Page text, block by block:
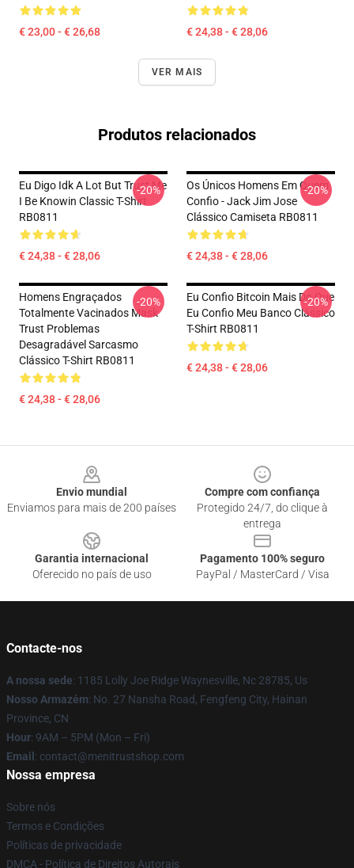
€ 23,00 - € 26,68 € 24,38 - € 28,06
VER MAIS
Produtos relacionados
Eu Digo Idk A Lot But Trust Me
I Be Knowin Classic T-Shirt
RB0811
€ 24,38 - € 28,06
-20%
Os Únicos Homens Em Quem
Confio - Jack Jim Jose
Clássico Camiseta RB0811
€ 24,38 - € 28,06
-20%
Homens Engraçados
Totalmente Vacinados Mask
Trust Problemas
Desagradável Sarcasmo
Clássico T-Shirt RB0811
€ 24,38 - € 28,06
-20%
Eu Confio Bitcoin Mais Do Que
Eu Confio Meu Banco Clássico
T-Shirt RB0811
€ 24,38 - € 28,06
-20%
Envio mundial
Enviamos para mais de 200 países
Compre com confiança
Protegido 24/7, do clique à
entrega
Garantia internacional
Oferecido no país de uso
Pagamento 100% seguro
PayPal / MasterCard / Visa
Contacte-nos
A nossa sede: 1185 Lolly Joe Ridge Waynesville, Nc 28785, Us
Nosso Armazém: No. 27 Nansha Road, Fengfeng City, Hainan
Province, CN
Hour: 9AM – 5PM (Mon – Fri)
Email : contact@menitrustshop.com
Nossa empresa
Sobre nós
Termos e Condições
Políticas de privacidade
DMCA - Política de Direitos Autorais